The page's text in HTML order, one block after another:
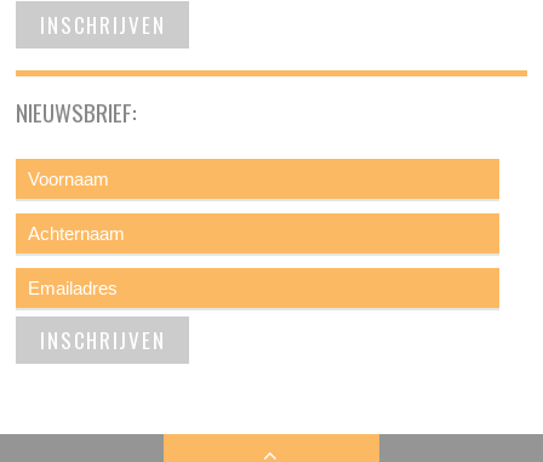
NIEUWSBRIEF: